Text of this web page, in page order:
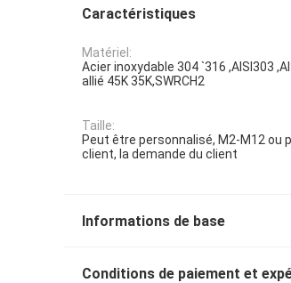
Caractéristiques
Matériel:
Acier inoxydable 304 `316 ,AISI303
allié 45K 35K,SWRCH2
Taille:
Peut être personnalisé, M2-M12 ou
client, la demande du client
Informations de base
Conditions de paiement et